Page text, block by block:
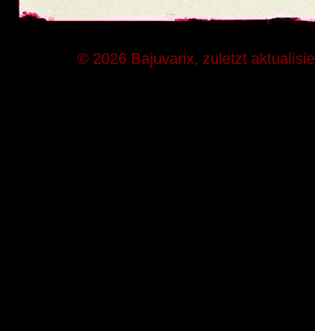
© 2026 Bajuvarix, zuletzt